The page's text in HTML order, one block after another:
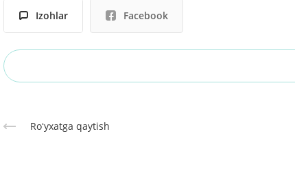
Izohlar Facebook
Roʻyxatga qaytish